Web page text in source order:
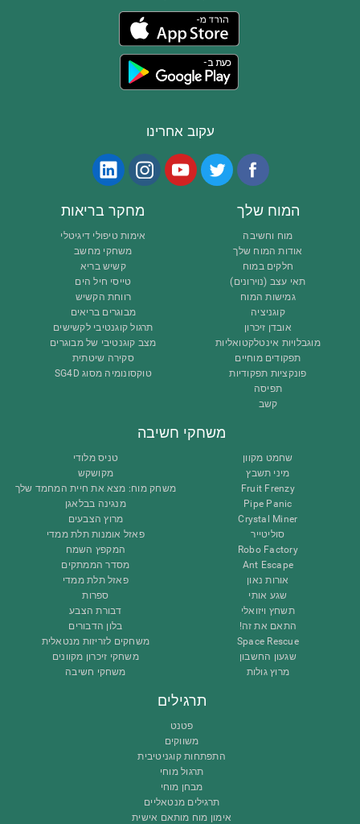
עקוב אחרינו
המוח שלך
מוח וחשיבה
אודות המוח שלך
חלקים במוח
תאי עצב (נוירונים)
גמישות המוח
קוגניציה
אובדן זיכרון
מוגבלויות אינטלקטואליות
תפקודים מוחיים
פונקציות תפקודיות
תפיסה
קשב
מחקר בריאות
אימות טיפולי דיגיטלי
משחקי מחשב
קשיש בריא
טייסי חיל הים
רווחת הקשיש
מבוגרים בריאים
תרגול קוגנטיבי לקשישים
מצב קוגנטיבי של מבוגרים
סקירה שיטתית
טוקסונומיה מסוג SG4D
משחקי חשיבה
שחמט מקוון
מיני תשבץ
Fruit Frenzy
Pipe Panic
Crystal Miner
סוליטייר
Robo Factory
Ant Escape
אורות נאון
שגע אותי
תשחץ ויזואלי
התאם את זה!
Space Rescue
שגעון החשבון
מרוץ גולות
טניס מלודי
מקושקש
משחק מוח: מצא את חיית המחמד שלך
מנגינה בבלאגן
מרוץ הצבעים
פאזל אומנות תלת ממדי
המקפץ השמח
מסדר הממתקים
פאזל תלת ממדי
ספרות
דבורת הצבע
בלון הדבורים
משחקים לזריזות מנטאלית
משחקי זיכרון מקוונים
משחקי חשיבה
תרגילים
פטנט
משווקים
התפתחות קוגניטיבית
תרגול מוחי
מבחן מוחי
תרגילים מנטאליים
אימון מוח מותאם אישית